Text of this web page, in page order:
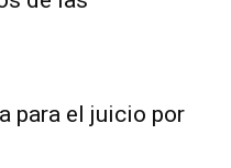
para el juicio por